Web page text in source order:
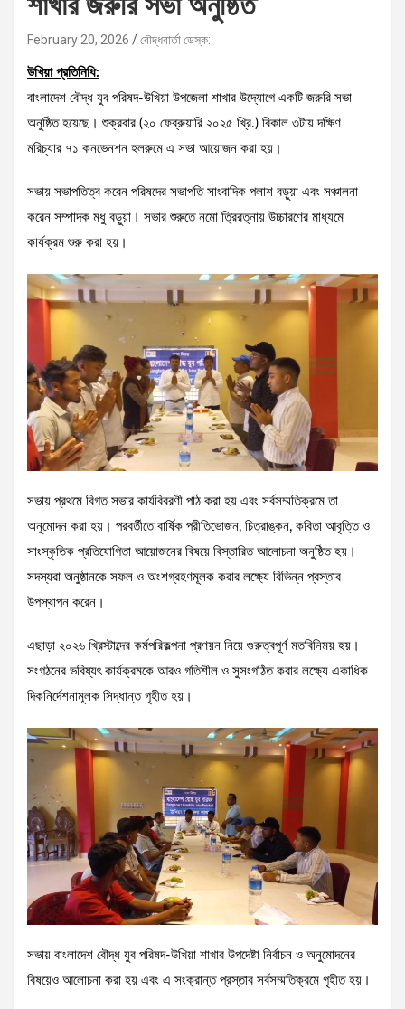
February 20, 2026 বৌদ্ধবার্তা ডেস্ক:
উখিয়া প্রতিনিধি:
বাংলাদেশ বৌদ্ধ যুব পরিষদ-উখিয়া উপজেলা শাখার উদ্যোগে একটি জরুরি সভা
অনুষ্ঠিত হয়েছে। শুক্রবার (২০ ফেব্রুয়ারি ২০২৫ খ্রি.) বিকাল ৩টায় দক্ষিণ
মরিচ্যার ৭১ কনভেনশন হলরুমে এ সভা আয়োজন করা হয়।
সভায় সভাপতিত্ব করেন পরিষদের সভাপতি সাংবাদিক পলাশ বড়ুয়া এবং সঞ্চালনা
করেন সম্পাদক মধু বড়ুয়া। সভার শুরুতে নমো ত্রিরত্নায় উচ্চারণের মাধ্যমে
কার্যক্রম শুরু করা হয়।
সভায় প্রথমে বিগত সভার কার্যবিবরণী পাঠ করা হয় এবং সর্বসম্মতিক্রমে তা
অনুমোদন করা হয়। পরবর্তীতে বার্ষিক প্রীতিভোজন, চিত্রাঙ্কন, কবিতা আবৃত্তি ও
সাংস্কৃতিক প্রতিযোগিতা আয়োজনের বিষয়ে বিস্তারিত আলোচনা অনুষ্ঠিত হয়।
সদস্যরা অনুষ্ঠানকে সফল ও অংশগ্রহণমূলক করার লক্ষ্যে বিভিন্ন প্রস্তাব
উপস্থাপন করেন।
এছাড়া ২০২৬ খ্রিস্টাব্দের কর্মপরিকল্পনা প্রণয়ন নিয়ে গুরুত্বপূর্ণ মতবিনিময় হয়।
সংগঠনের ভবিষ্যৎ কার্যক্রমকে আরও গতিশীল ও সুসংগঠিত করার লক্ষ্যে একাধিক
দিকনির্দেশনামূলক সিদ্ধান্ত গৃহীত হয়।
সভায় বাংলাদেশ বৌদ্ধ যুব পরিষদ-উখিয়া শাখার উপদেষ্টা নির্বাচন ও অনুমোদনের
বিষয়েও আলোচনা করা হয় এবং এ সংক্রান্ত প্রস্তাব সর্বসম্মতিক্রমে গৃহীত হয়।